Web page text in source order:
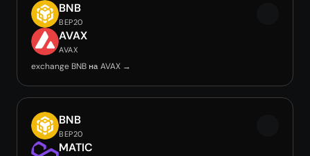
BNB
BEP20
AVAX
AVAX
exchange BNB на AVAX →
BNB
BEP20
MATIC